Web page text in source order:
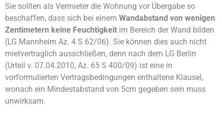
Sie sollten als Vermieter die Wohnung vor Übergabe so
beschaffen, dass sich bei einem Wandabstand von wenigen
Zentimetern keine Feuchtigkeit im Bereich der Wand bilden
(LG Mannheim Az. 4 S 62/06). Sie können dies auch nicht
mietvertraglich ausschließen, denn nach dem LG Berlin
(Urteil v. 07.04.2010, Az. 65 S 400/09) ist eine in
vorformulierten Vertragsbedingungen enthaltene Klausel,
wonach ein Mindestabstand von 5cm gegeben sein muss
unwirksam.